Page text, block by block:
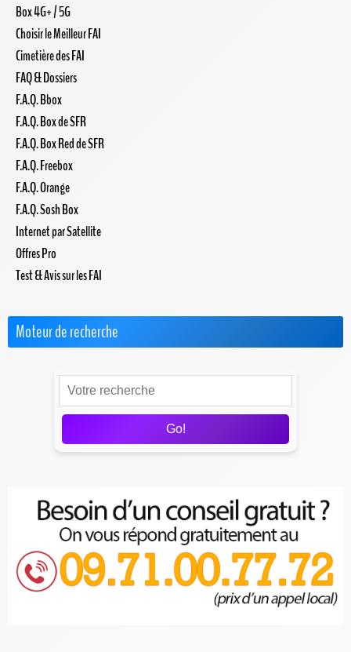
Box 4G+ / 5G
Choisir le Meilleur FAI
Cimetière des FAI
FAQ & Dossiers
F.A.Q. Bbox
F.A.Q. Box de SFR
F.A.Q. Box Red de SFR
F.A.Q. Freebox
F.A.Q. Orange
F.A.Q. Sosh Box
Internet par Satellite
Offres Pro
Test & Avis sur les FAI
Moteur de recherche
Go!